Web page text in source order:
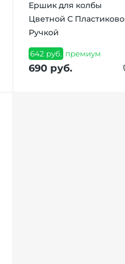
Ершик для колбы
Цветной С
Ручкой
642 руб. премиум
690 руб.